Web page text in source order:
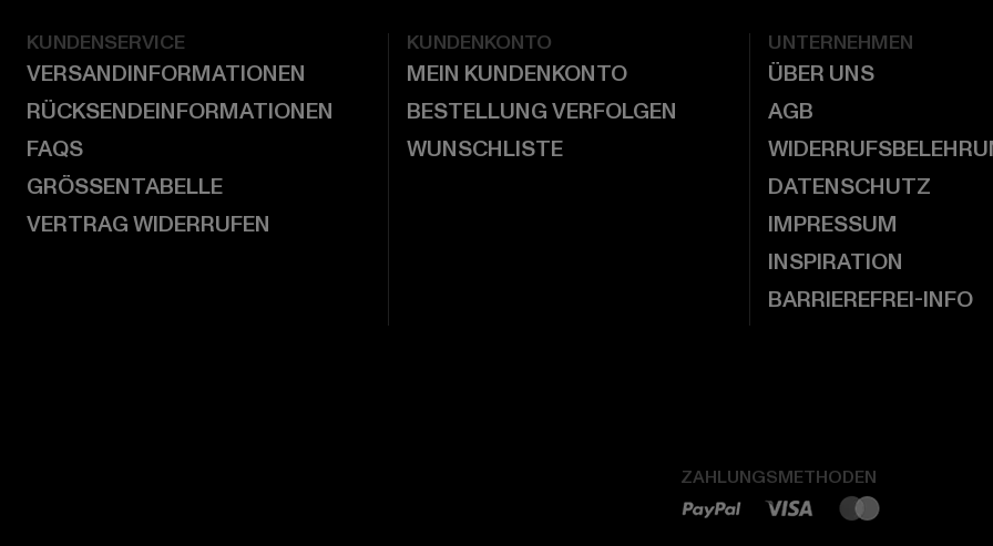
KUNDENSERVICE
VERSANDINFORMATIONEN
RÜCKSENDEINFORMATIONEN
FAQS
GRÖSSENTABELLE
VERTRAG WIDERRUFEN
KUNDENKONTO
MEIN KUNDENKONTO
BESTELLUNG VERFOLGEN
WUNSCHLISTE
UNTERNEHMEN
ÜBER UNS
AGB
DATENSCHUTZ
IMPRESSUM
INSPIRATION
BARRIEREFREI-INFO
ZAHLUNGSMETHODEN